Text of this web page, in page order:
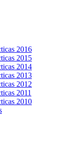
2016
2015
2014
2013
2012
2011
2010